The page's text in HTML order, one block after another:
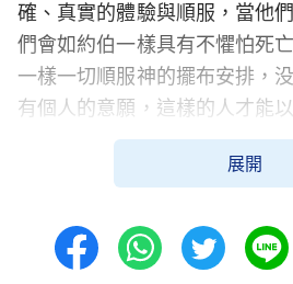
確、真實的體驗與順服，當他
們會如約伯一樣具有不懼怕死
一樣一切順服神的擺布安排，
有個人的意願，這樣的人才能
份歸回到造物主的身邊。
——《話・卷二 關于認識神
展開